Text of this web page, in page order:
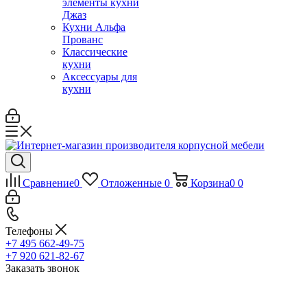
элементы кухни
Джаз
Кухни Альфа
Прованс
Классические
кухни
Аксессуары для
кухни
Сравнение0 Отложенные 0 Корзина0 0
Телефоны
+7 495 662-49-75
+7 920 621-82-67
Заказать звонок